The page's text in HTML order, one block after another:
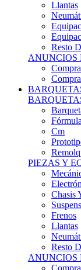
Resto
ANUNCIOS
Cm
PIEZAS Y
Chasis
Frenos
Llantas
Resto
ANUNCIOS